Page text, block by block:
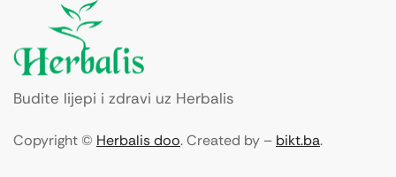
Budite lijepi i zdravi uz Herbalis
Copyright © Herbalis doo. Created by – bikt.ba.